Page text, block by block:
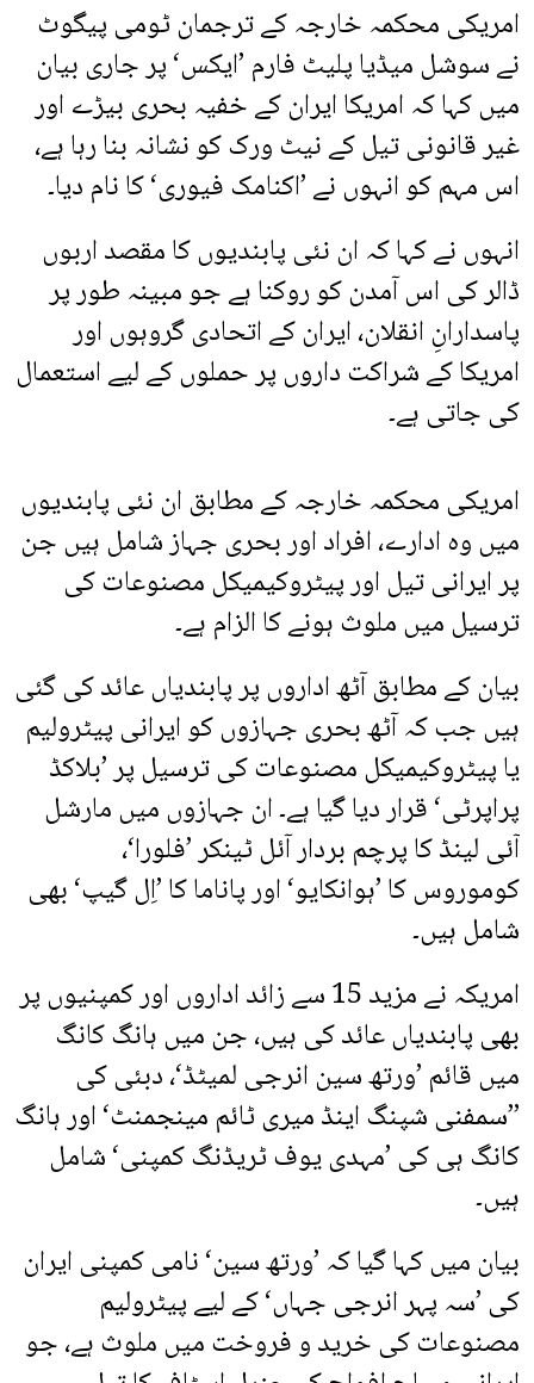
امریکی محکمہ خارجہ کے ترجمان ٹومی پیگوٹ
نے سوشل میڈیا پلیٹ فارم ’ایکس‘ پر جاری بیان
میں کہا کہ امریکا ایران کے خفیہ بحری بیڑے اور
غیر قانونی تیل کے نیٹ ورک کو نشانہ بنا رہا ہے،
اس مہم کو انہوں نے ’اکنامک فیوری‘ کا نام دیا۔
انہوں نے کہا کہ ان نئی پابندیوں کا مقصد اربوں
ڈالر کی اس آمدن کو روکنا ہے جو مبینہ طور پر
پاسدارانِ انقلان، ایران کے اتحادی گروہوں اور
امریکا کے شراکت داروں پر حملوں کے لیے استعمال
کی جاتی ہے۔
امریکی محکمہ خارجہ کے مطابق ان نئی پابندیوں
میں وہ ادارے، افراد اور بحری جہاز شامل ہیں جن
پر ایرانی تیل اور پیٹروکیمیکل مصنوعات کی
ترسیل میں ملوث ہونے کا الزام ہے۔
بیان کے مطابق آٹھ اداروں پر پابندیاں عائد کی گئی
ہیں جب کہ آٹھ بحری جہازوں کو ایرانی پیٹرولیم
یا پیٹروکیمیکل مصنوعات کی ترسیل پر ’بلاکڈ
پراپرٹی‘ قرار دیا گیا ہے۔ ان جہازوں میں مارشل
آئی لینڈ کا پرچم بردار آئل ٹینکر ’فلورا‘،
کوموروس کا ’ہوانکایو‘ اور پاناما کا ’اِل گیپ‘ بھی
شامل ہیں۔
امریکہ نے مزید 15 سے زائد اداروں اور کمپنیوں پر
بھی پابندیاں عائد کی ہیں، جن میں ہانگ کانگ
میں قائم ’ورتھ سین انرجی لمیٹڈ‘، دبئی کی
’’سمفنی شپنگ اینڈ میری ٹائم مینجمنٹ‘ اور ہانگ
کانگ ہی کی ’مہدی یوف ٹریڈنگ کمپنی‘ شامل
ہیں۔
بیان میں کہا گیا کہ ’ورتھ سین‘ نامی کمپنی ایران
کی ’سہ پہر انرجی جہاں‘ کے لیے پیٹرولیم
مصنوعات کی خرید و فروخت میں ملوث ہے، جو